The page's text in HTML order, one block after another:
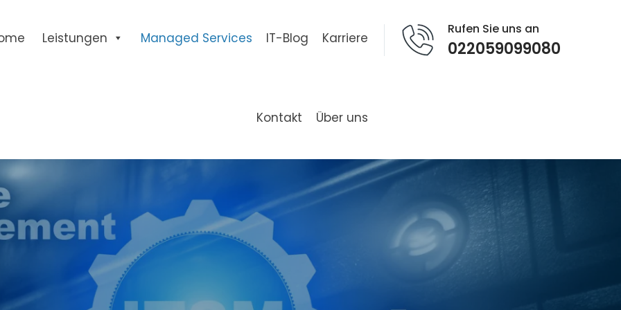
Leistungen Managed Services IT-Blog Karriere
Kontakt Über uns
Rufen Sie uns an
022059099080